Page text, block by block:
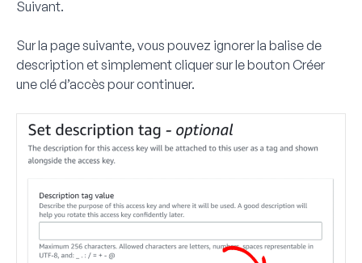
Suivant.
Sur la page suivante, vous pouvez ignorer la balise de
description et simplement cliquer sur le bouton Créer
une clé d’accès pour continuer.